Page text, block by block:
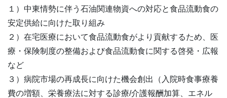
１）中東情勢に伴う石油関連物資への対応と食品流動食の
安定供給に向けた取り組み
２）在宅医療において食品流動食がより貢献するため、医
療・保険制度の整備および食品流動食に関する啓発・広報
など
３）病院市場の再成長に向けた機会創出（入院時食事療養
費の増額、栄養療法に対する診療/介護報酬加算、エネル